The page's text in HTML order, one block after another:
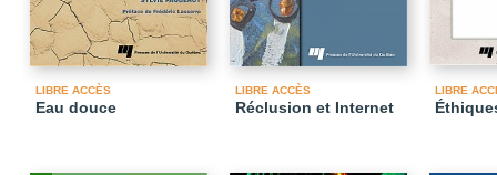
LIBRE ACCÈS
Eau douce
LIBRE ACCÈS
Réclusion et Internet
LIBRE